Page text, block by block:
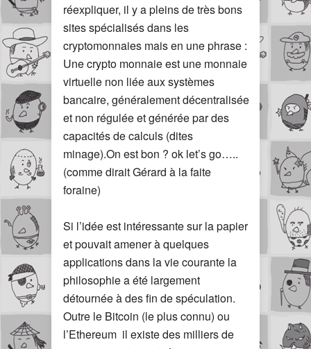
réexpliquer, il y a pleins de très bons
sites spécialisés dans les
cryptomonnaies mais en une phrase :
Une crypto monnaie est une monnaie
virtuelle non liée aux systèmes
bancaire, généralement décentralisée
et non régulée et générée par des
capacités de calculs (dites
minage).On est bon ? ok let’s go…..
(comme dirait Gérard à la faite
foraine)
Si l’idée est intéressante sur la papier
et pouvait amener à quelques
applications dans la vie courante la
philosophie a été largement
détournée à des fin de spéculation.
Outre le Bitcoin (le plus connu) ou
l’Ethereum il existe des milliers de